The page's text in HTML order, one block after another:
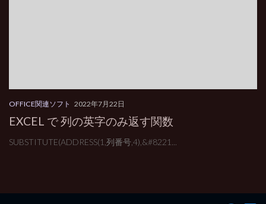
OFFICE関連ソフト 2022年7月22日
EXCEL で 列の英字のみ返す関数
SUBSTITUTE(ADDRESS(1,列番号,4),&#8221...